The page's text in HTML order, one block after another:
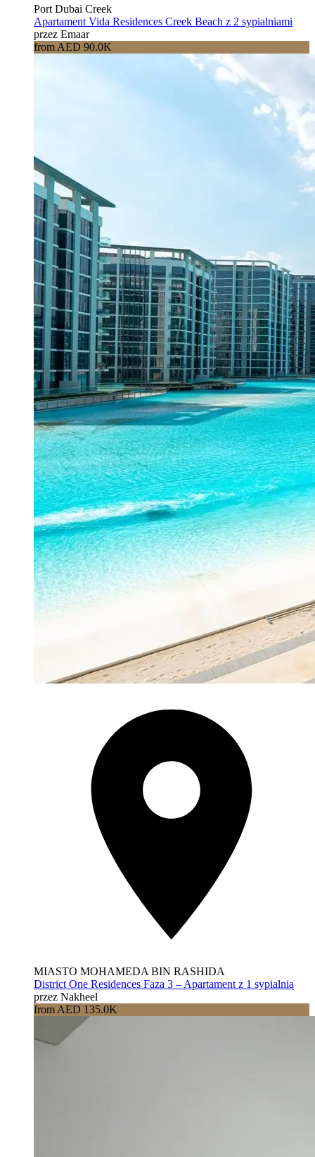
Port Dubai Creek
Apartament Vida Residences Creek Beach z 2 sypialniami
przez Emaar
from AED 90.0K
MIASTO MOHAMEDA BIN RASHIDA
District One Residences Faza 3 – Apartament z 1 sypialnią
przez Nakheel
from AED 135.0K